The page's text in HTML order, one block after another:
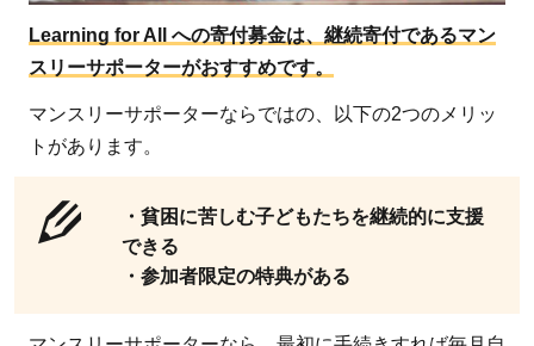
Learning for All への寄付募金は、継続寄付であるマン
スリーサポーターがおすすめです。
マンスリーサポーターならではの、以下の2つのメリッ
トがあります。
・貧困に苦しむ子どもたちを継続的に支援
できる
・参加者限定の特典がある